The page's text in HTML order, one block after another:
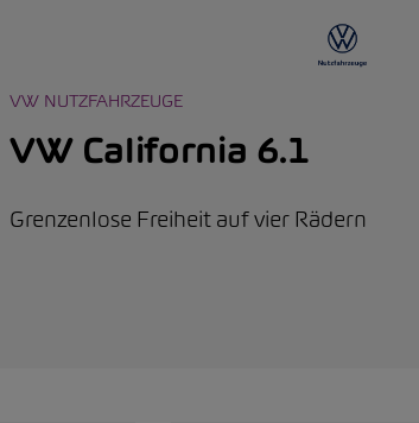
VW NUTZFAHRZEUGE
VW California 6.1
Grenzenlose Freiheit auf vier Rädern